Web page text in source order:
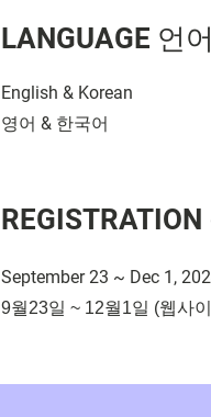
LANGUAGE 언어
English & Korean
영어 & 한국어
REGISTRATION
September 23 ~ Dec 1,
​9월23일 ~ 12월1일 (웹사